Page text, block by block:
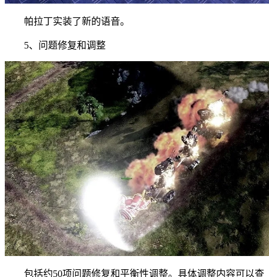
帕拉丁实装了新的语音。
5、问题修复和调整
包括约50项问题修复和平衡性调整。具体调整内容可以查